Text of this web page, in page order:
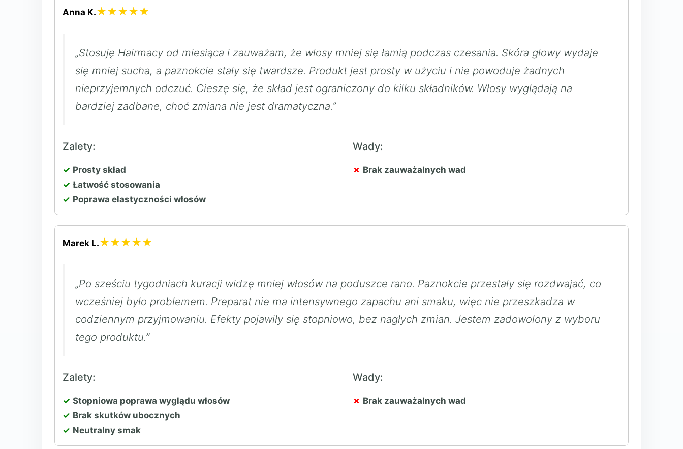
Anna K.★★★★★
„Stosuję Hairmacy od miesiąca i zauważam, że włosy mniej się łamią podczas czesania. Skóra głowy wydaje
się mniej sucha, a paznokcie stały się twardsze. Produkt jest prosty w użyciu i nie powoduje żadnych
nieprzyjemnych odczuć. Cieszę się, że skład jest ograniczony do kilku składników. Włosy wyglądają na
bardziej zadbane, choć zmiana nie jest dramatyczna.”
Zalety:
Prosty skład
Łatwość stosowania
Poprawa elastyczności włosów
Wady:
Brak zauważalnych wad
Marek L.★★★★★
„Po sześciu tygodniach kuracji widzę mniej włosów na poduszce rano. Paznokcie przestały się rozdwajać, co
wcześniej było problemem. Preparat nie ma intensywnego zapachu ani smaku, więc nie przeszkadza w
codziennym przyjmowaniu. Efekty pojawiły się stopniowo, bez nagłych zmian. Jestem zadowolony z wyboru
tego produktu.”
Zalety:
Stopniowa poprawa wyglądu włosów
Brak skutków ubocznych
Neutralny smak
Wady:
Brak zauważalnych wad